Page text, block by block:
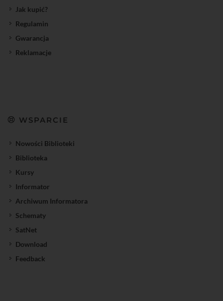
Jak kupić?
Regulamin
Gwarancja
Reklamacje
WSPARCIE
Nowości Biblioteki
Biblioteka
Kursy
Informator
Archiwum Informatora
Schematy
SatNet
Download
Feedback